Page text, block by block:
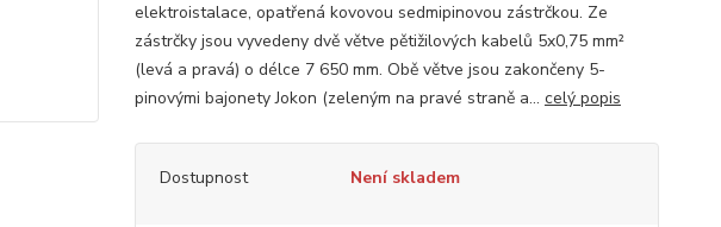
elektroistalace, opatřená kovovou sedmipinovou zástrčkou. Ze
zástrčky jsou vyvedeny dvě větve pětižilových kabelů 5x0,75 mm²
(levá a pravá) o délce 7 650 mm. Obě větve jsou zakončeny 5-
pinovými bajonety Jokon (zeleným na pravé straně a... celý popis
Dostupnost Není skladem